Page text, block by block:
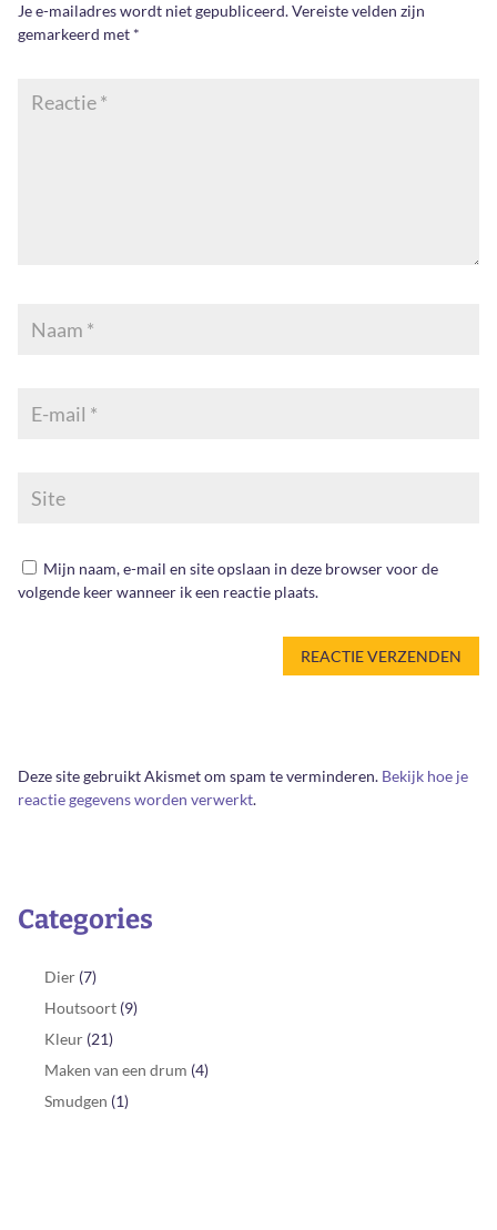
Je e-mailadres wordt niet gepubliceerd.Vereiste velden zijn
gemarkeerd met *
Mijn naam, e-mail en site opslaan in deze browser voor de
volgende keer wanneer ik een reactie plaats.
Deze site gebruikt Akismet om spam te verminderen. Bekijk hoe je
reactie gegevens worden verwerkt.
Categories
Dier (7)
Houtsoort (9)
Kleur (21)
Maken van een drum (4)
Smudgen (1)